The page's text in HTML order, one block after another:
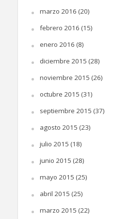
marzo 2016 (20)
febrero 2016 (15)
enero 2016 (8)
diciembre 2015 (28)
noviembre 2015 (26)
octubre 2015 (31)
septiembre 2015 (37)
agosto 2015 (23)
julio 2015 (18)
junio 2015 (28)
mayo 2015 (25)
abril 2015 (25)
marzo 2015 (22)